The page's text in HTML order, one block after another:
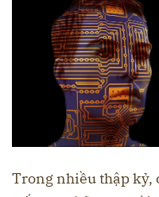
Trong nhiều thập kỷ,